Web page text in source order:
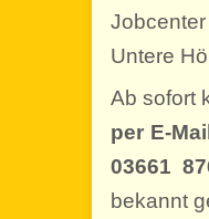
Untere
Ab sofort
per E-
03661
bekannt